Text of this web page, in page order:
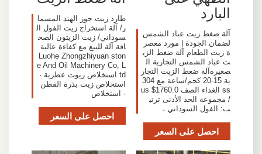
البارد
آلة ضغط زيت عباد الشمس
لضمان الجودة | مورد معصر
ة زيت الطعام آلة ضغط الزي
ت عباد الشمس التجارية ال
صغيرةآلة ضغط الزيت التجار
ية 15-20 كجم/ساعة مع 304
ss الغذاء الصف us $1760.0
/ مجموعة الحد الأدنى ترتي
ب: الفول السوداني ،
احصل على السعر
طارد زيت جوز الهند المسما
ر/ آلة استخراج زيت الفول ال
سوداني/ زيت الزيتون الصح
افة آلة للبيع مع كفاءة عالية
Luohe Zhongzhiyuan ston
e And Oil Machinery Co, L
td استخلاص زيوت عطرية ·
استخلاص زيت بذرة القطن
· استخلاص
احصل على السعر